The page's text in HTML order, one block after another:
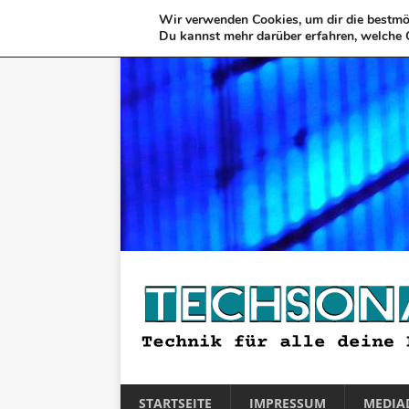
STARTSEITE IMPRESSUM
Wir verwenden Cookies, um dir die
Du kannst mehr darüber erfahren,